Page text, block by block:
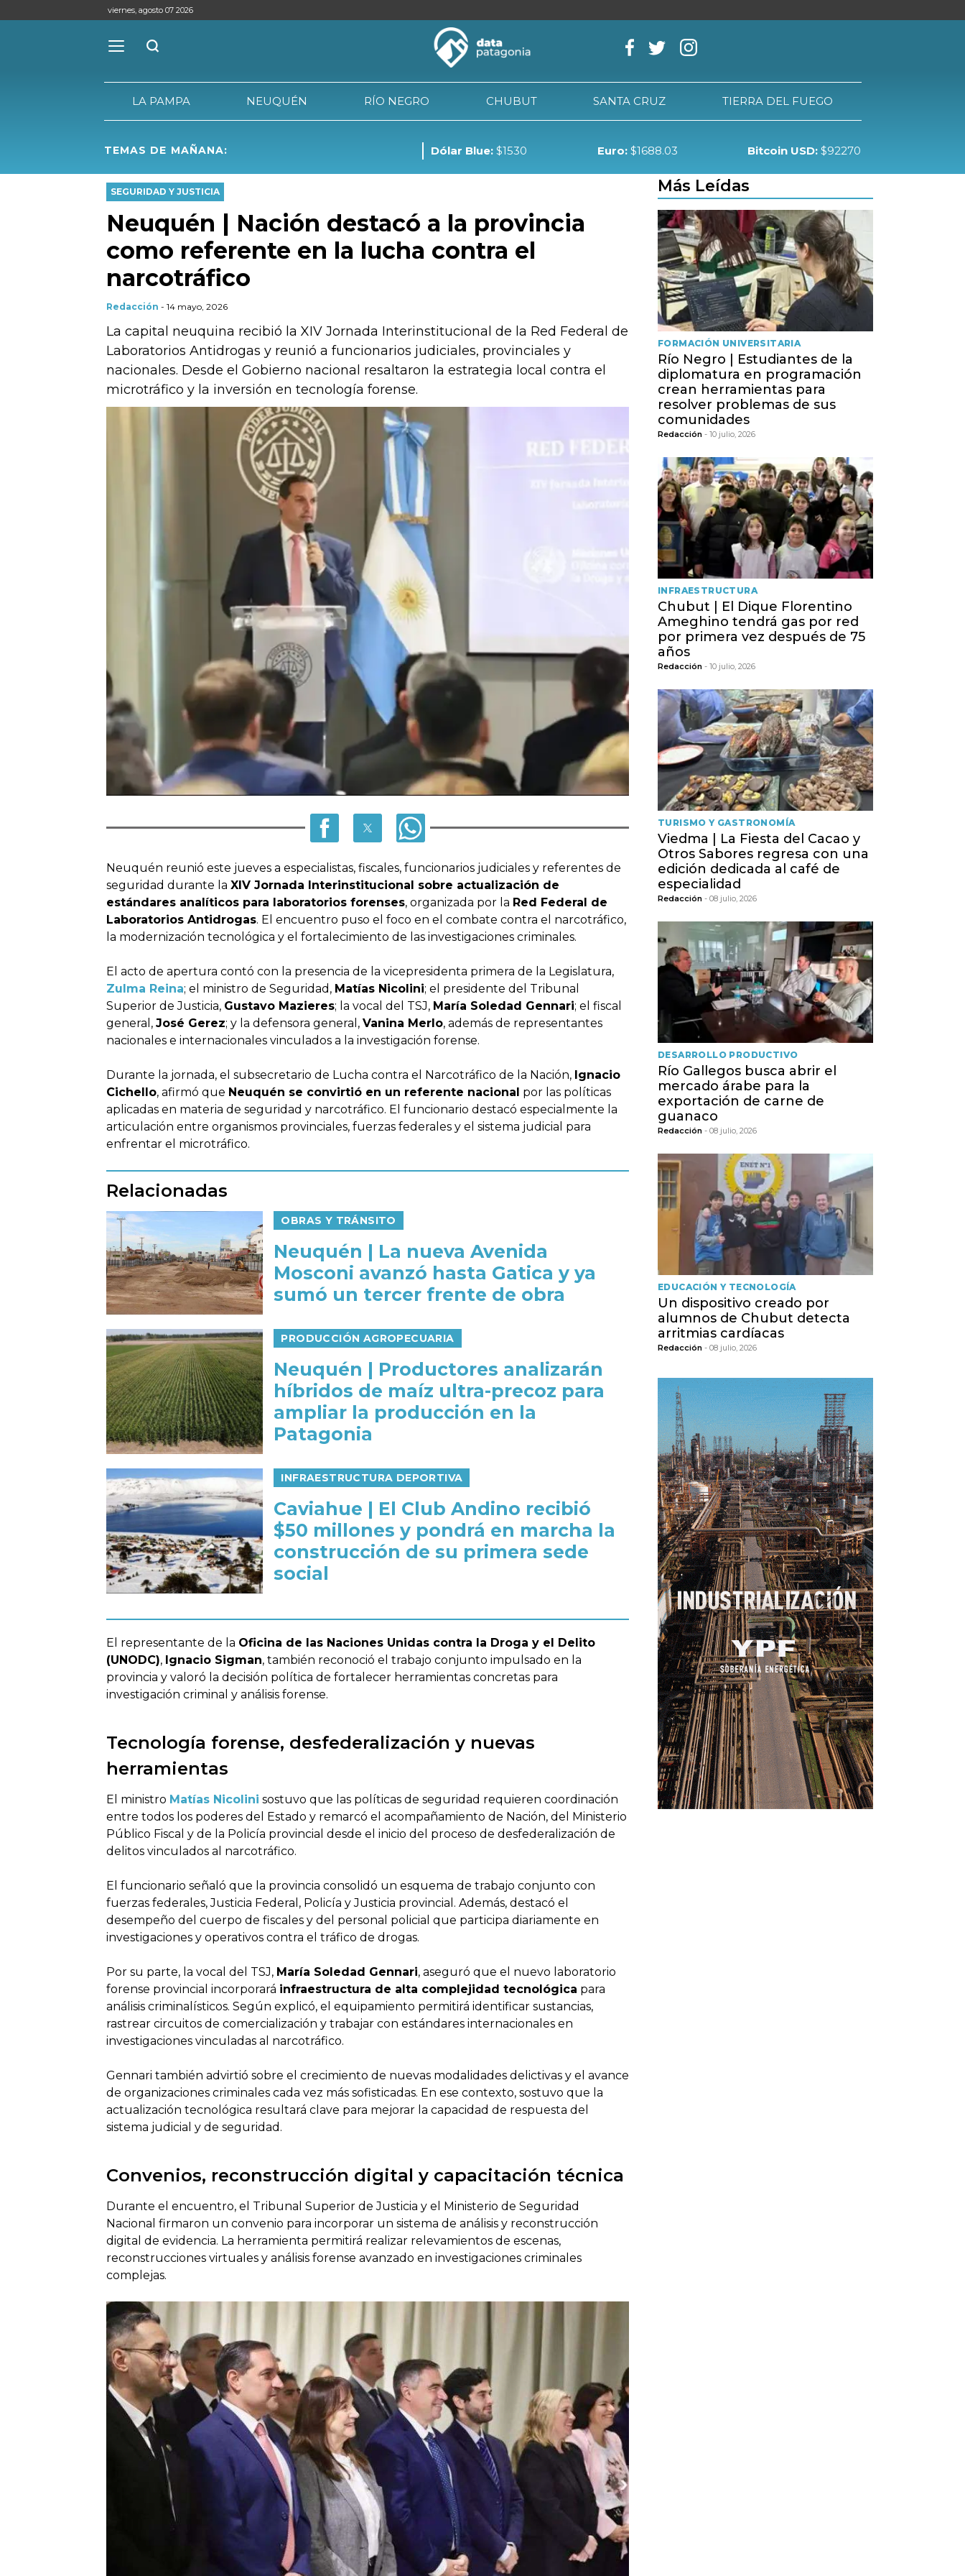
viernes, agosto 07 2026
LA PAMPA NEUQUÉN RÍO NEGRO CHUBUT SANTA CRUZ TIERRA DEL FUEGO
TEMAS DE MAÑANA: Dólar Blue: $1530 Euro:$1688.03 Bitcoin USD: $92270
RÍO NEGRO CHUBUT SANTA CRUZ TIERRA DEL FUEGO
SEGURIDAD Y JUSTICIA
Neuquén | Nación destacó a la provincia
como referente en la lucha contra el
narcotráfico
Redacción - 14 mayo, 2026
La capital neuquina recibió la XIV Jornada Interinstitucional de la Red Federal de
Laboratorios Antidrogas y reunió a funcionarios judiciales, provinciales y
nacionales. Desde el Gobierno nacional resaltaron la estrategia local contra el
microtráfico y la inversión en tecnología forense.
Neuquén reunió este jueves a especialistas, fiscales, funcionarios judiciales y referentes de
seguridad durante la XIV Jornada Interinstitucional sobre actualización de
estándares analíticos para laboratorios forenses, organizada por la Red Federal de
Laboratorios Antidrogas. El encuentro puso el foco en el combate contra el narcotráfico,
la modernización tecnológica y el fortalecimiento de las investigaciones criminales.
El acto de apertura contó con la presencia de la vicepresidenta primera de la Legislatura,
Zulma Reina; el ministro de Seguridad, Matías Nicolini; el presidente del Tribunal
Superior de Justicia, Gustavo Mazieres; la vocal del TSJ, María Soledad Gennari; el fiscal
general, José Gerez; y la defensora general, Vanina Merlo, además de representantes
nacionales e internacionales vinculados a la investigación forense.
Durante la jornada, el subsecretario de Lucha contra el Narcotráfico de la Nación, Ignacio
Cichello, afirmó que Neuquén se convirtió en un referente nacional por las políticas
aplicadas en materia de seguridad y narcotráfico. El funcionario destacó especialmente la
articulación entre organismos provinciales, fuerzas federales y el sistema judicial para
enfrentar el microtráfico.
Relacionadas
OBRAS Y TRÁNSITO
Neuquén | La nueva Avenida
Mosconi avanzó hasta Gatica y ya
sumó un tercer frente de obra
PRODUCCIÓN AGROPECUARIA
Neuquén | Productores analizarán
híbridos de maíz ultra-precoz para
ampliar la producción en la
Patagonia
INFRAESTRUCTURA DEPORTIVA
Caviahue | El Club Andino recibió
$50 millones y pondrá en marcha la
construcción de su primera sede
social
El representante de la Oficina de las Naciones Unidas contra la Droga y el Delito
(UNODC), Ignacio Sigman, también reconoció el trabajo conjunto impulsado en la
provincia y valoró la decisión política de fortalecer herramientas concretas para
investigación criminal y análisis forense.
Tecnología forense, desfederalización y nuevas
herramientas
El ministro Matías Nicolini sostuvo que las políticas de seguridad requieren coordinación
entre todos los poderes del Estado y remarcó el acompañamiento de Nación, del Ministerio
Público Fiscal y de la Policía provincial desde el inicio del proceso de desfederalización de
delitos vinculados al narcotráfico.
El funcionario señaló que la provincia consolidó un esquema de trabajo conjunto con
fuerzas federales, Justicia Federal, Policía y Justicia provincial. Además, destacó el
desempeño del cuerpo de fiscales y del personal policial que participa diariamente en
investigaciones y operativos contra el tráfico de drogas.
Por su parte, la vocal del TSJ, María Soledad Gennari, aseguró que el nuevo laboratorio
forense provincial incorporará infraestructura de alta complejidad tecnológica para
análisis criminalísticos. Según explicó, el equipamiento permitirá identificar sustancias,
rastrear circuitos de comercialización y trabajar con estándares internacionales en
investigaciones vinculadas al narcotráfico.
Gennari también advirtió sobre el crecimiento de nuevas modalidades delictivas y el avance
de organizaciones criminales cada vez más sofisticadas. En ese contexto, sostuvo que la
actualización tecnológica resultará clave para mejorar la capacidad de respuesta del
sistema judicial y de seguridad.
Convenios, reconstrucción digital y capacitación técnica
Durante el encuentro, el Tribunal Superior de Justicia y el Ministerio de Seguridad
Nacional firmaron un convenio para incorporar un sistema de análisis y reconstrucción
digital de evidencia. La herramienta permitirá realizar relevamientos de escenas,
reconstrucciones virtuales y análisis forense avanzado en investigaciones criminales
complejas.
Más Leídas
FORMACIÓN UNIVERSITARIA
Río Negro | Estudiantes de la
diplomatura en programación
crean herramientas para
resolver problemas de sus
comunidades
Redacción - 10 julio, 2026
INFRAESTRUCTURA
Chubut | El Dique Florentino
Ameghino tendrá gas por red
por primera vez después de 75
años
Redacción - 10 julio, 2026
TURISMO Y GASTRONOMÍA
Viedma | La Fiesta del Cacao y
Otros Sabores regresa con una
edición dedicada al café de
especialidad
Redacción - 08 julio, 2026
DESARROLLO PRODUCTIVO
Río Gallegos busca abrir el
mercado árabe para la
exportación de carne de
guanaco
Redacción - 08 julio, 2026
EDUCACIÓN Y TECNOLOGÍA
Un dispositivo creado por
alumnos de Chubut detecta
arritmias cardíacas
Redacción - 08 julio, 2026